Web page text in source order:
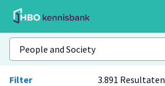
Filter 3.891 Resultaten